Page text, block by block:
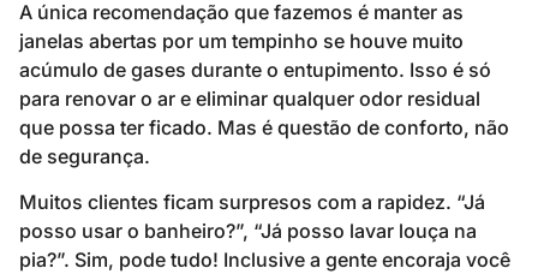
A única recomendação que fazemos é manter as
janelas abertas por um tempinho se houve muito
acúmulo de gases durante o entupimento. Isso é só
para renovar o ar e eliminar qualquer odor residual
que possa ter ficado. Mas é questão de conforto, não
de segurança.
Muitos clientes ficam surpresos com a rapidez. “Já
posso usar o banheiro?”, “Já posso lavar louça na
pia?”. Sim, pode tudo! Inclusive a gente encoraja você